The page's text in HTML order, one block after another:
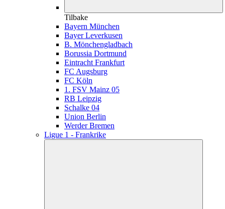
Tilbake
Bayern München
Bayer Leverkusen
B. Mönchengladbach
Borussia Dortmund
Eintracht Frankfurt
FC Augsburg
FC Köln
1. FSV Mainz 05
RB Leipzig
Schalke 04
Union Berlin
Werder Bremen
Ligue 1 - Frankrike